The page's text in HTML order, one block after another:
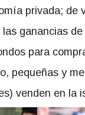
privada; de
ganancias
para
pequeñas y
venden en la